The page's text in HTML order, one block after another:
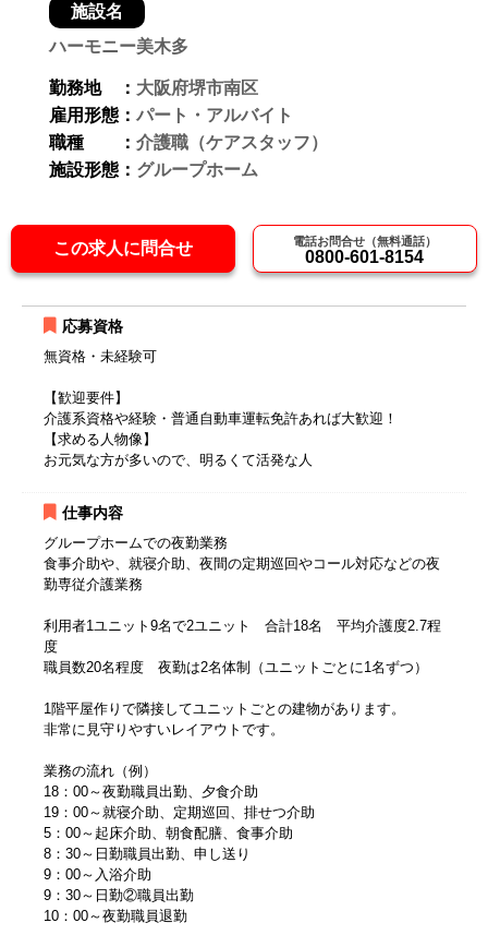
施設名
ハーモニー美木多
勤務地 ： 大阪府堺市南区
雇用形態： パート・アルバイト
職種 ： 介護職（ケアスタッフ）
施設形態： グループホーム
この求人に問合せ 電話お問合せ（無料通話）
0800-601-8154
応募資格
無資格・未経験可
【歓迎要件】
介護系資格や経験・普通自動車運転免許あれば大歓迎！
【求める人物像】
お元気な方が多いので、明るくて活発な人
仕事内容
グループホームでの夜勤業務
食事介助や、就寝介助、夜間の定期巡回やコール対応などの夜
勤専従介護業務
利用者1ユニット9名で2ユニット 合計18名 平均介護度2.7程
度
職員数20名程度 夜勤は2名体制（ユニットごとに1名ずつ）
1階平屋作りで隣接してユニットごとの建物があります。
非常に見守りやすいレイアウトです。
業務の流れ（例）
18：00～夜勤職員出勤、夕食介助
19：00～就寝介助、定期巡回、排せつ介助
5：00～起床介助、朝食配膳、食事介助
8：30～日勤職員出勤、申し送り
9：00～入浴介助
9：30～日勤②職員出勤
10：00～夜勤職員退勤